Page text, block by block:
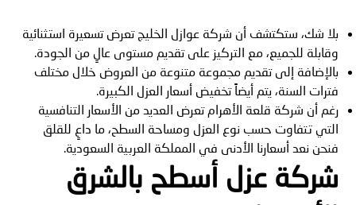
بلا شك، ستكتشف أن شركة عوازل الخليج تعرض تسعيرة استثنائية
وقابلة للجميع، مع التركيز على تقديم مستوى عالٍ من الجودة.
بالإضافة إلى تقديم مجموعة متنوعة من العروض خلال مختلف
فترات السنة، يتم أيضاً تخفيض أسعار العزل الكبيرة.
رغم أن شركة قلعة الأهرام تعرض العديد من الأسعار التنافسية
التي تتفاوت حسب نوع العزل ومساحة السطح، ما داعٍ للقلق
فنحن نعد أسعارنا الأدنى في المملكة العربية السعودية.
شركة عزل أسطح بالشرق